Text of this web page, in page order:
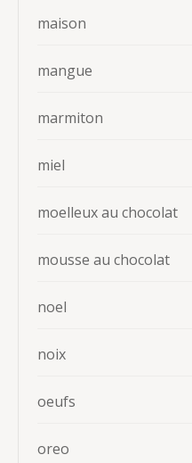
maison
mangue
marmiton
miel
moelleux au chocolat
mousse au chocolat
noel
noix
oeufs
oreo